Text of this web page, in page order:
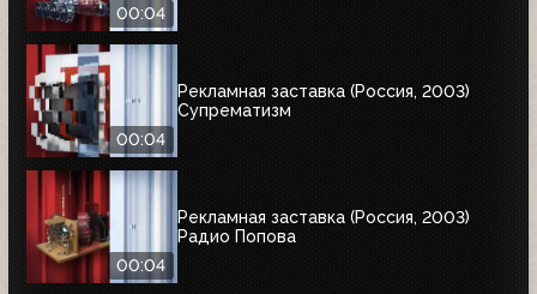
00:04
00:04
Рекламная заставка (Россия, 2003)
Супрематизм
00:04
Рекламная заставка (Россия, 2003)
Радио Попова